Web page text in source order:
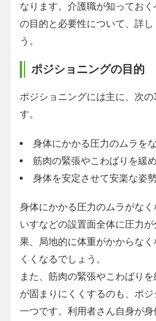
なります。介護職が知ってお
の目的と必要性について、詳し
う。
ポジショニングの目的
ポジショニングには主に、次の
す。
身体にかかる圧力のムラを
筋肉の緊張やこわばりを緩
身体を安定させて安楽な姿
身体にかかる圧力のムラがな
いすなどの設置面全体に圧力
果、局地的に体重がかからな
くくなるでしょう。
また、筋肉の緊張やこわばり
が固まりにくくするのも、ポ
一つです。利用者さん自身が